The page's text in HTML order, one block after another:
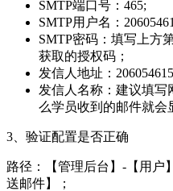
SMTP端口号：465;
SMTP用户名：
SMTP密码：填写上方
获取的授权码；
发信人地址：
发信人名称：建议填写
么学员收到的邮件就会
3、验证配置是否正确
路径：【管理后台】-【用户
送邮件】；